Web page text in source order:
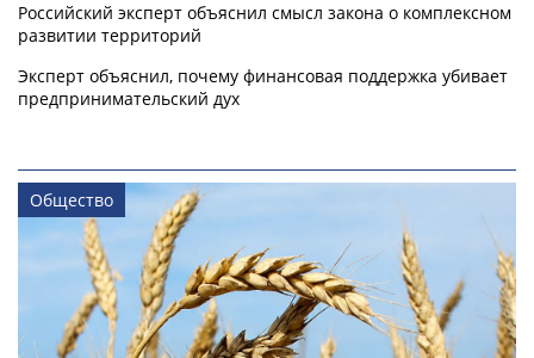
Российский эксперт объяснил смысл закона о комплексном
развитии территорий
Эксперт объяснил, почему финансовая поддержка убивает
предпринимательский дух
Общество